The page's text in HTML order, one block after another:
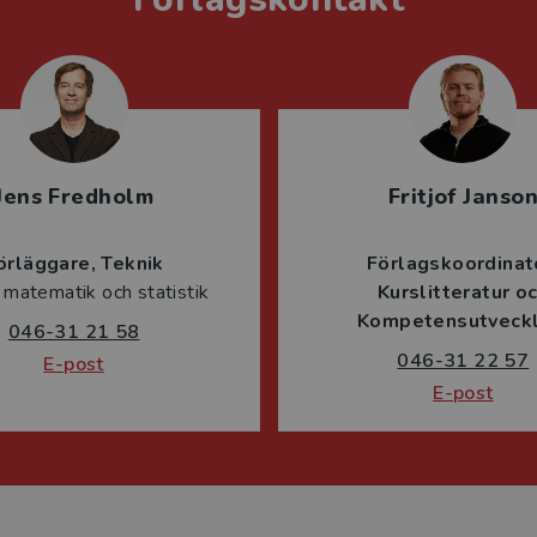
Fredholm
Teknik
matematik och statistik
046-31 21 58
E-post
Fritjof Janson
Kurslitteratur
046-31 22 57
E-post